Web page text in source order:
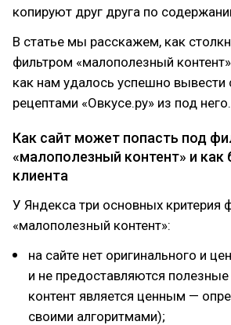
копируют друг друга по
В статье мы расскажем, как
фильтром «малополезный
как нам удалось успешно вывести
рецептами «Овкусе.ру» из под него.
Как сайт может попасть под
«малополезный контент» и как
клиента
У Яндекса три основных критерия
«малополезный контент»:
на сайте нет оригинального и
и не предоставляются полезные
контент является ценным —
своими алгоритмами);